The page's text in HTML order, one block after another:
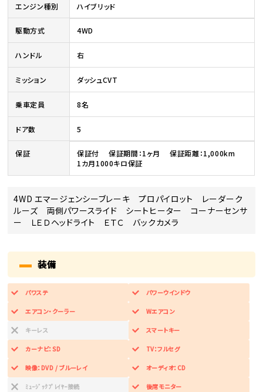
エンジン種別 ハイブリッド
駆動方式 4WD
ハンドル 右
ミッション ダッシュCVT
乗車定員 8名
ドア数 5
保証
保証付 保証期間：1ヶ月 保証距離：1,000km
1カ月1000キロ保証
4WD エマージェンシーブレーキ プロパイロット レーダーク
ルーズ 両側パワースライド シートヒーター コーナーセンサ
ー ＬＥＤヘッドライト ＥＴＣ バックカメラ
装備
パワステ パワーウインドウ
エアコン・クーラー Wエアコン
キーレス スマートキー
カーナビ：SD TV：フルセグ
映像：DVD / ブルーレイ オーディオ：CD
ﾐｭｰｼﾞｯｸﾌﾟﾚｲﾔｰ接続 後席モニター